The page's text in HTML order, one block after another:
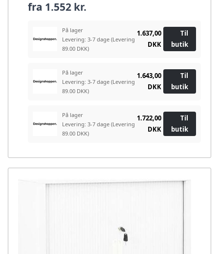
fra 1.552 kr.
På lager
Levering: 3-7 dage (Levering
89.00 DKK)
1.637,00
DKK
Til
butik
På lager
Levering: 3-7 dage (Levering
89.00 DKK)
1.643,00
DKK
Til
butik
På lager
Levering: 3-7 dage (Levering
89.00 DKK)
1.722,00
DKK
Til
butik